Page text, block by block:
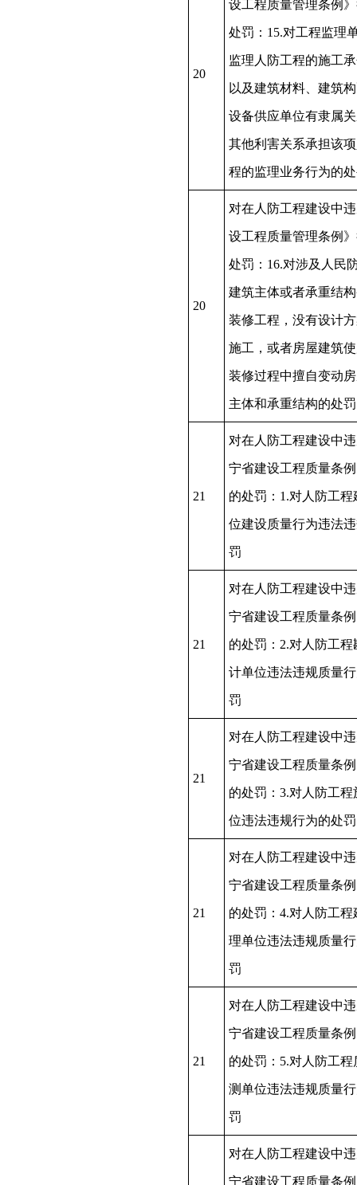
20
设工程质量管理条例
处罚：15.对工程监理
监理人防工程的施工
以及建筑材料、建筑
设备供应单位有隶属
其他利害关系承担该
程的监理业务行为的
20
对在人防工程建设中
设工程质量管理条例
处罚：16.对涉及人民
建筑主体或者承重结
装修工程，没有设计
施工，或者房屋建筑
装修过程中擅自变动
主体和承重结构的处罚
21
对在人防工程建设中
宁省建设工程质量条
的处罚：1.对人防工程
位建设质量行为违法
罚
21
对在人防工程建设中
宁省建设工程质量条
的处罚：2.对人防工程
计单位违法违规质量
罚
21
对在人防工程建设中
宁省建设工程质量条
的处罚：3.对人防工程
位违法违规行为的处罚
21
对在人防工程建设中
宁省建设工程质量条
的处罚：4.对人防工程
理单位违法违规质量
罚
21
对在人防工程建设中
宁省建设工程质量条
的处罚：5.对人防工程
测单位违法违规质量
罚
对在人防工程建设中
宁省建设工程质量条